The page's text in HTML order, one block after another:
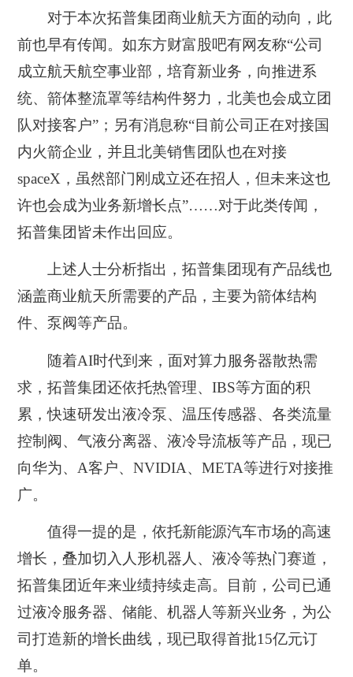
对于本次拓普集团商业航天方面的动向，此
前也早有传闻。如东方财富股吧有网友称“公司
成立航天航空事业部，培育新业务，向推进系
统、箭体整流罩等结构件努力，北美也会成立团
队对接客户”；另有消息称“目前公司正在对接国
内火箭企业，并且北美销售团队也在对接
spaceX，虽然部门刚成立还在招人，但未来这也
许也会成为业务新增长点”……对于此类传闻，
拓普集团皆未作出回应。
上述人士分析指出，拓普集团现有产品线也
涵盖商业航天所需要的产品，主要为箭体结构
件、泵阀等产品。
随着AI时代到来，面对算力服务器散热需
求，拓普集团还依托热管理、IBS等方面的积
累，快速研发出液冷泵、温压传感器、各类流量
控制阀、气液分离器、液冷导流板等产品，现已
向华为、A客户、NVIDIA、META等进行对接推
广。
值得一提的是，依托新能源汽车市场的高速
增长，叠加切入人形机器人、液冷等热门赛道，
拓普集团近年来业绩持续走高。目前，公司已通
过液冷服务器、储能、机器人等新兴业务，为公
司打造新的增长曲线，现已取得首批15亿元订
单。